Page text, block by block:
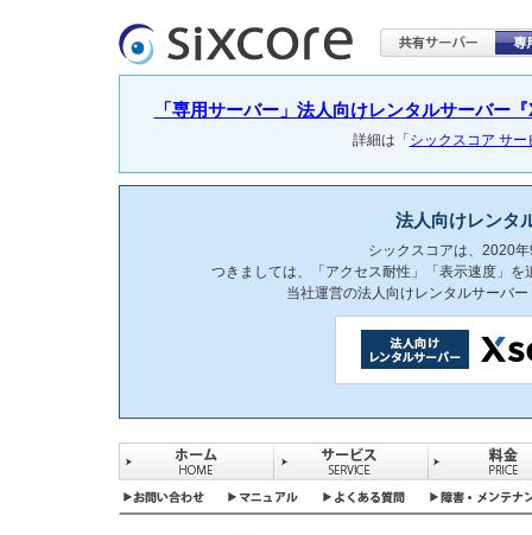
「専用サーバー」法人向けレンタルサーバー
詳細は「 シックスコア サ
法人向けレンタ
シックスコアは、2020
つきましては、「アクセス耐性」「表示速度」
当社運営の法人向けレンタルサーバー